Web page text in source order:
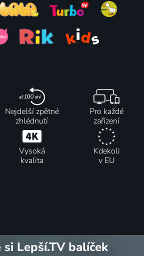
Nejdelší zpětné
zhlédnutí
Pro každé
zařízení
Vysoká
kvalita
Kdekoli
v EU
Lepší.TV balíček